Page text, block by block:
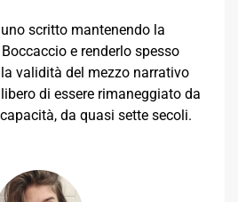
scritto mantenendo la
e renderlo spesso
validità del mezzo narrativo
di essere rimaneggiato da
da quasi sette secoli.